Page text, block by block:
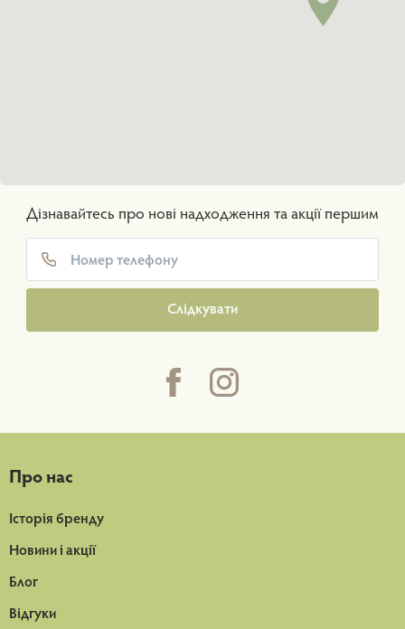
Дізнавайтесь про нові надходження та акції першим
Слідкувати
Про нас
Історія бренду
Новини і акції
Блог
Відгуки